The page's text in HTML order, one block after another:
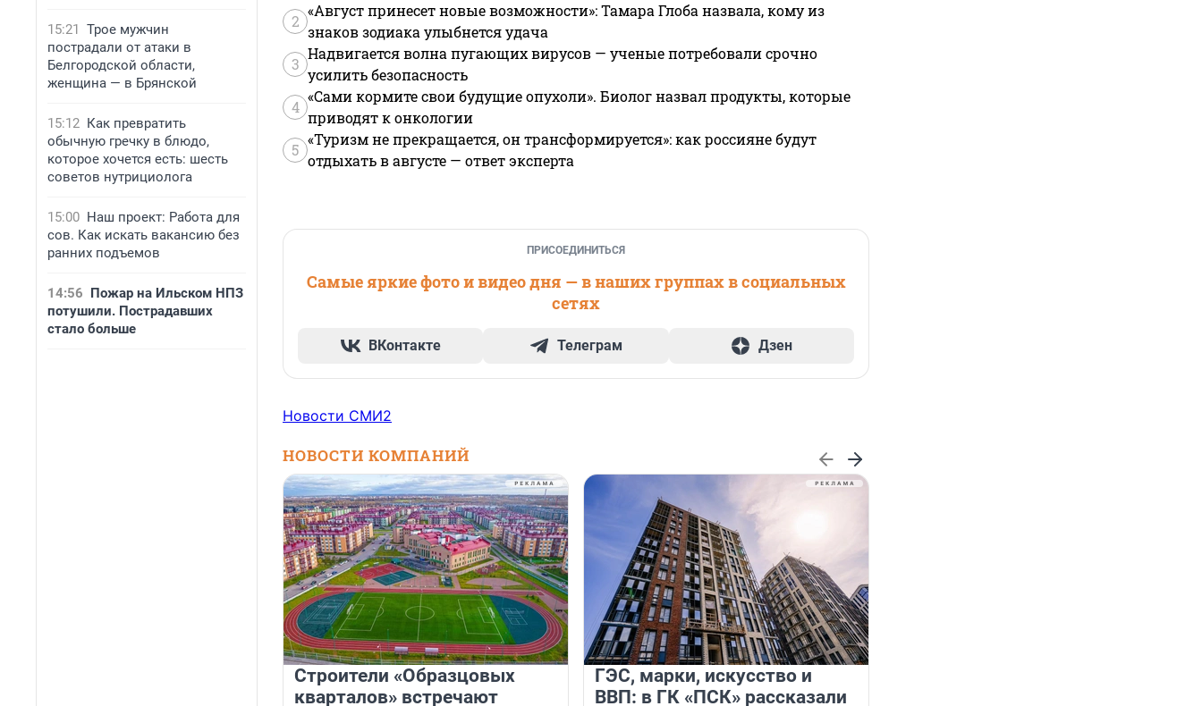
15:21 Трое мужчин
пострадали от атаки в
Белгородской области,
женщина — в Брянской
15:12 Как превратить
обычную гречку в блюдо,
которое хочется есть: шесть
советов нутрициолога
15:00 Наш проект: Работа для
сов. Как искать вакансию без
ранних подъемов
14:56 Пожар на Ильском НПЗ
потушили. Пострадавших
стало больше
2
«Август принесет новые возможности»: Тамара Глоба назвала, кому из
знаков зодиака улыбнется удача
3
Надвигается волна пугающих вирусов — ученые потребовали срочно
усилить безопасность
4
«Сами кормите свои будущие опухоли». Биолог назвал продукты, которые
приводят к онкологии
5
«Туризм не прекращается, он трансформируется»: как россияне будут
отдыхать в августе — ответ эксперта
ПРИСОЕДИНИТЬСЯ
Самые яркие фото и видео дня — в наших группах в социальных
сетях
ВКонтакте Телеграм Дзен
Новости СМИ2
НОВОСТИ КОМПАНИЙ
Строители «Образцовых
кварталов» встречают
ГЭС, марки, искусство и
ВВП: в ГК «ПСК» рассказали